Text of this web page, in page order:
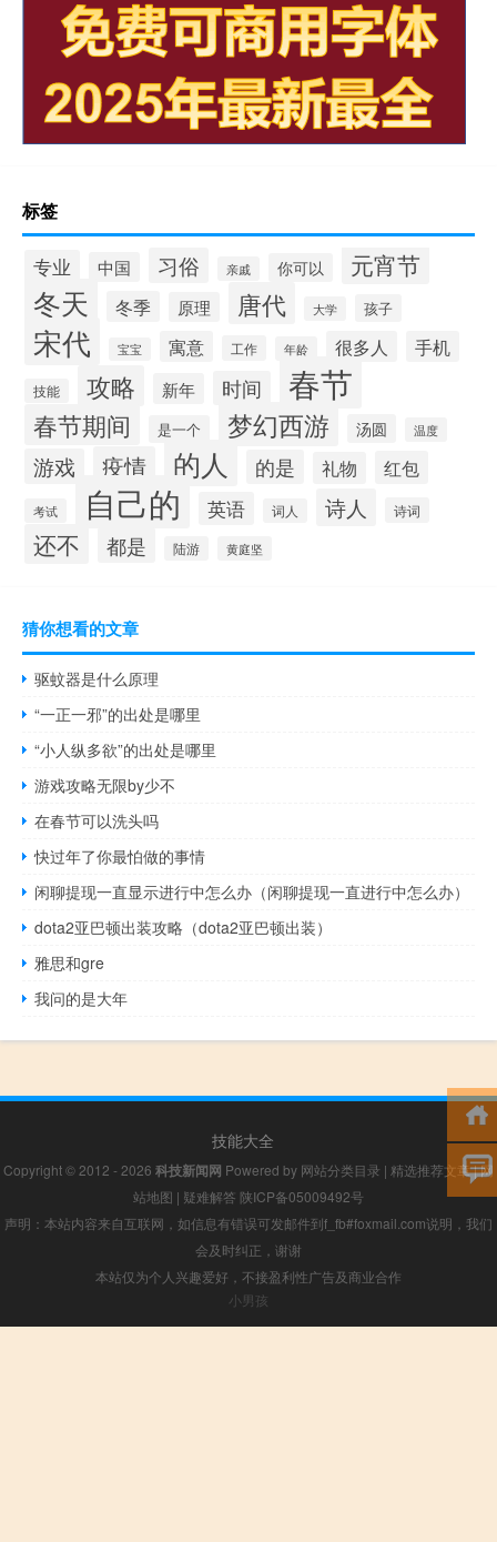
标签
专业 中国 习俗 亲戚 你可以 元宵节
冬天 冬季 原理 唐代 大学 孩子
宋代 宝宝 寓意 工作 年龄 很多人 手机
技能 攻略 新年 时间 春节
春节期间 是一个 梦幻西游 汤圆 温度
游戏 疫情 的人 的是 礼物 红包
考试 自己的 英语 词人 诗人 诗词
还不 都是 陆游 黄庭坚
猜你想看的文章
驱蚊器是什么原理
“一正一邪”的出处是哪里
“小人纵多欲”的出处是哪里
游戏攻略无限by少不
在春节可以洗头吗
快过年了你最怕做的事情
闲聊提现一直显示进行中怎么办（闲聊提现一直进行中怎么办）
dota2亚巴顿出装攻略（dota2亚巴顿出装）
雅思和gre
我问的是大年
技能大全
Copyright © 2012 - 2026 科技新闻网 Powered by 网站分类目录 | 精选推荐文章|网
站地图 | 疑难解答 陕ICP备05009492号
声明：本站内容来自互联网，如信息有错误可发邮件到f_fb#foxmail.com说明，我们
会及时纠正，谢谢
本站仅为个人兴趣爱好，不接盈利性广告及商业合作
小男孩